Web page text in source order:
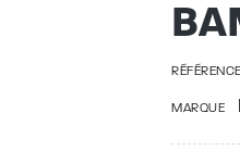
RÉFÉRENCE
MARQUE